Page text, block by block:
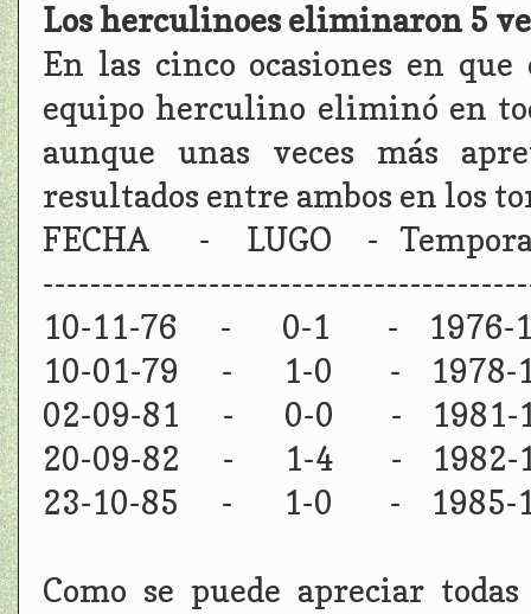
Los herculinoes eliminaron 5
En las cinco ocasiones en
equipo herculino eliminó en
aunque unas veces más
resultados entre ambos en los
FECHA - LUGO -
10-11-76 - 0-1 - 1976-
10-01-79 - 1-0 - 1978-
02-09-81 - 0-0 - 1981-
20-09-82 - 1-4 - 1982-
23-10-85 - 1-0 - 1985-
Como se puede apreciar